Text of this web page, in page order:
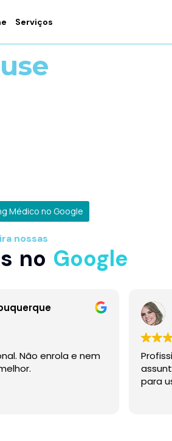
Serviços
Médico no Google
nossas
no Google
Não enrola e nem
para